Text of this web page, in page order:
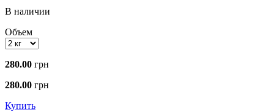
В наличии
Объем
280.00 грн
280.00 грн
Купить